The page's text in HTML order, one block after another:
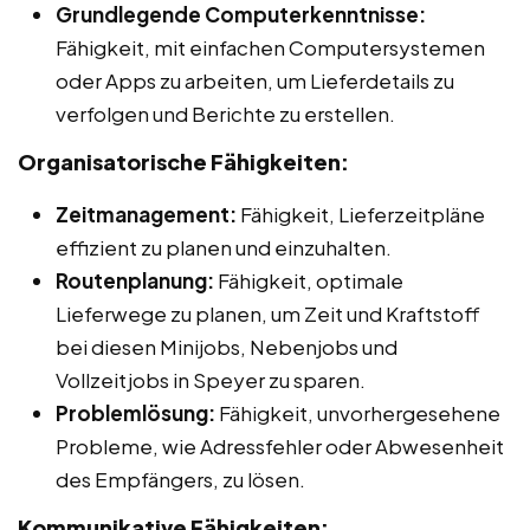
Grundlegende Computerkenntnisse:
Fähigkeit, mit einfachen Computersystemen
oder Apps zu arbeiten, um Lieferdetails zu
verfolgen und Berichte zu erstellen.
Organisatorische Fähigkeiten:
Zeitmanagement: Fähigkeit, Lieferzeitpläne
effizient zu planen und einzuhalten.
Routenplanung: Fähigkeit, optimale
Lieferwege zu planen, um Zeit und Kraftstoff
bei diesen Minijobs, Nebenjobs und
Vollzeitjobs in Speyer zu sparen.
Problemlösung: Fähigkeit, unvorhergesehene
Probleme, wie Adressfehler oder Abwesenheit
des Empfängers, zu lösen.